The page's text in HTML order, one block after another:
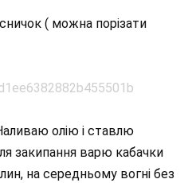
( можна порізати
олію і ставлю
закипання варю кабачки
на середньому вогні без